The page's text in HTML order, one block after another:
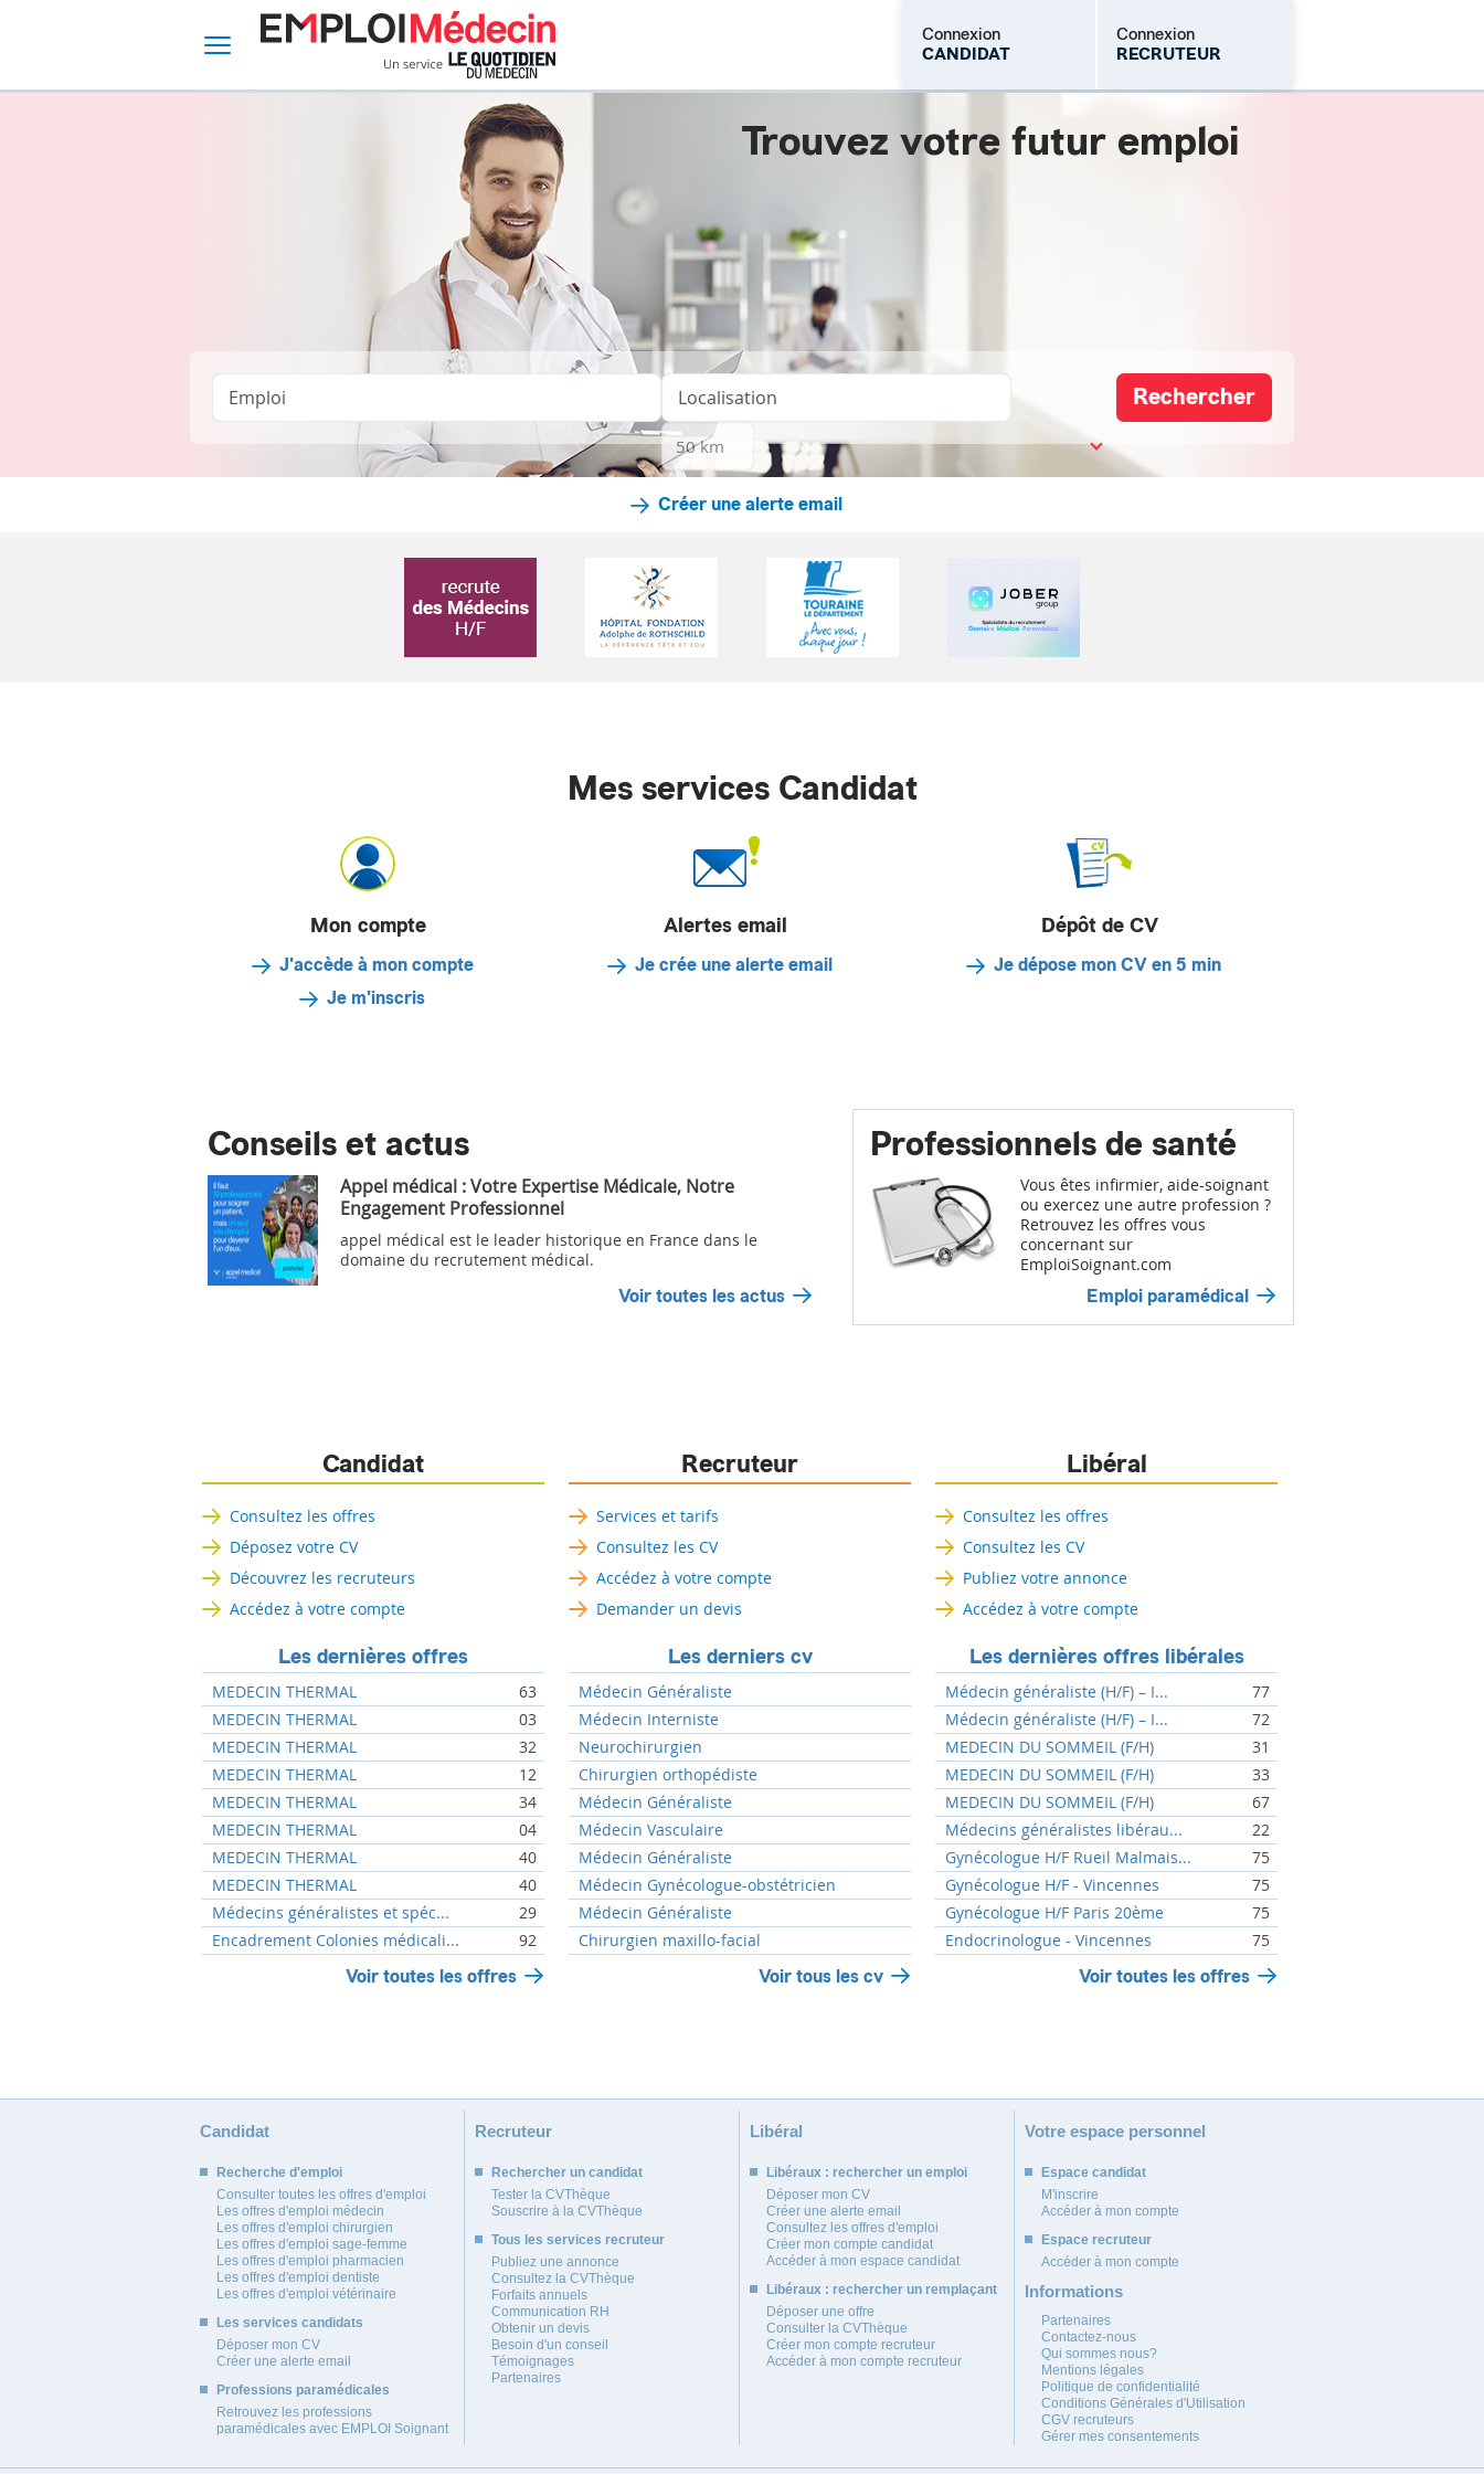
Connexion
CANDIDAT
Connexion
RECRUTEUR
M'inscrire Mot de passe oublié
Trouvez votre futur emploi
Créer une alerte email
Mes services Candidat
Mon compte
J'accède à mon compte
Je m'inscris
Alertes email
Je crée une alerte email
Dépôt de CV
Je dépose mon CV en 5 min
Conseils et actus
Appel médical : Votre Expertise Médicale, Notre
Engagement Professionnel
appel médical est le leader historique en France dans le
domaine du recrutement médical.
Voir toutes les actus
Professionnels de santé
Vous êtes infirmier, aide-soignant
ou exercez une autre profession ?
Retrouvez les offres vous
concernant sur
EmploiSoignant.com
Emploi paramédical
Candidat
Consultez les offres
Déposez votre CV
Découvrez les recruteurs
Accédez à votre compte
Les dernières offres
MEDECIN THERMAL
63
MEDECIN THERMAL
03
MEDECIN THERMAL
32
MEDECIN THERMAL
12
MEDECIN THERMAL
34
MEDECIN THERMAL
04
MEDECIN THERMAL
40
MEDECIN THERMAL
40
Médecins généralistes et spéc...
29
Encadrement Colonies médicali...
92
Voir toutes les offres
Recruteur
Services et tarifs
Consultez les CV
Accédez à votre compte
Demander un devis
Les derniers cv
Médecin Généraliste
Médecin Interniste
Neurochirurgien
Chirurgien orthopédiste
Médecin Généraliste
Médecin Vasculaire
Médecin Généraliste
Médecin Gynécologue-obstétricien
Médecin Généraliste
Chirurgien maxillo-facial
Voir tous les cv
Libéral
Consultez les offres
Consultez les CV
Publiez votre annonce
Accédez à votre compte
Les dernières offres libérales
Médecin généraliste (H/F) – I...
77
Médecin généraliste (H/F) – I...
72
MEDECIN DU SOMMEIL (F/H)
31
MEDECIN DU SOMMEIL (F/H)
33
MEDECIN DU SOMMEIL (F/H)
67
Médecins généralistes libérau...
22
Gynécologue H/F Rueil Malmais...
75
Gynécologue H/F - Vincennes
75
Gynécologue H/F Paris 20ème
75
Endocrinologue - Vincennes
75
Voir toutes les offres
Candidat
Recherche d'emploi
Consulter toutes les offres d'emploi
Les offres d'emploi médecin
Les offres d'emploi chirurgien
Les offres d'emploi sage-femme
Les offres d'emploi pharmacien
Les offres d'emploi dentiste
Les offres d'emploi vétérinaire
Les services candidats
Déposer mon CV
Créer une alerte email
Professions paramédicales
Retrouvez les professions
paramédicales avec EMPLOI Soignant
Recruteur
Rechercher un candidat
Tester la CVThèque
Souscrire à la CVThèque
Tous les services recruteur
Publiez une annonce
Consultez la CVThèque
Forfaits annuels
Communication RH
Obtenir un devis
Besoin d'un conseil
Témoignages
Partenaires
Libéral
Libéraux : rechercher un emploi
Déposer mon CV
Créer une alerte email
Consultez les offres d'emploi
Créer mon compte candidat
Accéder à mon espace candidat
Libéraux : rechercher un remplaçant
Déposer une offre
Consulter la CVThèque
Créer mon compte recruteur
Accéder à mon compte recruteur
Votre espace personnel
Espace candidat
M'inscrire
Accéder à mon compte
Espace recruteur
Accéder à mon compte
Informations
Partenaires
Contactez-nous
Qui sommes nous?
Mentions légales
Politique de confidentialité
Conditions Générales d'Utilisation
CGV recruteurs
Gérer mes consentements